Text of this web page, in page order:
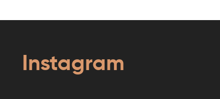
Instagram